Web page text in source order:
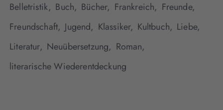
Belletristik, Buch, Bücher, Frankreich, Freunde,
Freundschaft, Jugend, Klassiker, Kultbuch, Liebe,
Literatur, Neuübersetzung, Roman,
literarische Wiederentdeckung